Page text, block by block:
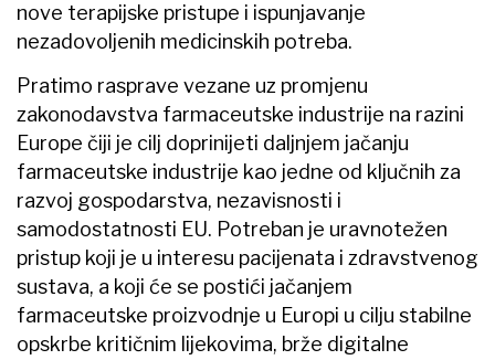
nove terapijske pristupe i ispunjavanje
nezadovoljenih medicinskih potreba.
Pratimo rasprave vezane uz promjenu
zakonodavstva farmaceutske industrije na razini
Europe čiji je cilj doprinijeti daljnjem jačanju
farmaceutske industrije kao jedne od ključnih za
razvoj gospodarstva, nezavisnosti i
samodostatnosti EU. Potreban je uravnotežen
pristup koji je u interesu pacijenata i zdravstvenog
sustava, a koji će se postići jačanjem
farmaceutske proizvodnje u Europi u cilju stabilne
opskrbe kritičnim lijekovima, brže digitalne